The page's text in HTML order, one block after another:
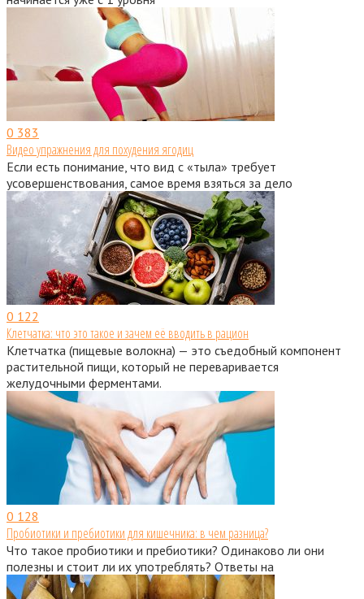
0 383
Видео упражнения для похудения ягодиц
Если есть понимание, что вид с «тыла» требует
усовершенствования, самое время взяться за дело
0 122
Клетчатка: что это такое и зачем её вводить в рацион
Клетчатка (пищевые волокна) — это съедобный компонент
растительной пищи, который не переваривается
желудочными ферментами.
0 128
Пробиотики и пребиотики для кишечника: в чем разница?
Что такое пробиотики и пребиотики? Одинаково ли они
полезны и стоит ли их употреблять? Ответы на